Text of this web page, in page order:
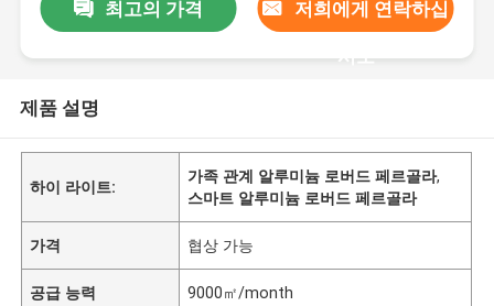
최고의 가격 저희에게 연락하십
시오
제품 설명
하이 라이트:
가족 관계 알루미늄 로버드 페르골라,
스마트 알루미늄 로버드 페르골라
가격 협상 가능
공급 능력 9000㎡/month